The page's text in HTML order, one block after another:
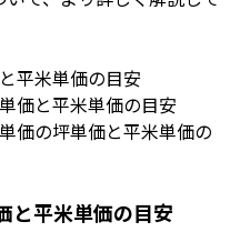
平米単価の目安
価と平米単価の目安
価の坪単価と平米単価の
と平米単価の目安